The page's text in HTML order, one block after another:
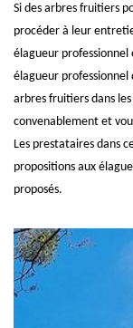
Si des arbres fruitiers
procéder à leur
élagueur professionnel
élagueur professionnel
arbres fruitiers dans
convenablement et
Les prestataires dans
propositions aux
proposés.